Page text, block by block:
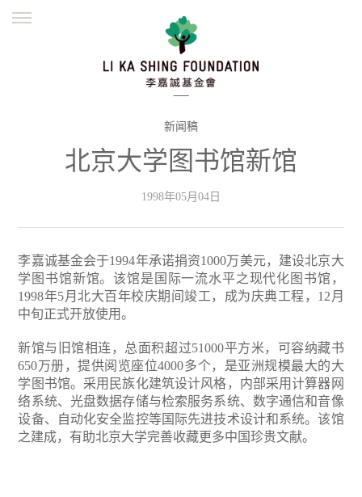
並肩同行
繁體
新闻稿
北京大学图书馆新馆
1998年05月04日
李嘉诚基金会于1994年承诺捐资1000万美元，建设北京大
学图书馆新馆。该馆是国际一流水平之现代化图书馆，
1998年5月北大百年校庆期间竣工，成为庆典工程，12月
中旬正式开放使用。
新馆与旧馆相连，总面积超过51000平方米，可容纳藏书
650万册，提供阅览座位4000多个，是亚洲规模最大的大
学图书馆。采用民族化建筑设计风格，内部采用计算器网
络系统、光盘数据存储与检索服务系统、数字通信和音像
设备、自动化安全监控等国际先进技术设计和系统。该馆
之建成，有助北京大学完善收藏更多中国珍贵文献。